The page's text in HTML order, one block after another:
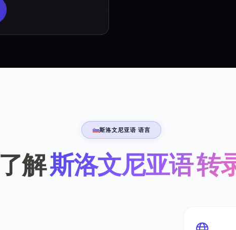
斯洛文尼亚语 语言
了解斯洛文尼亚语 转